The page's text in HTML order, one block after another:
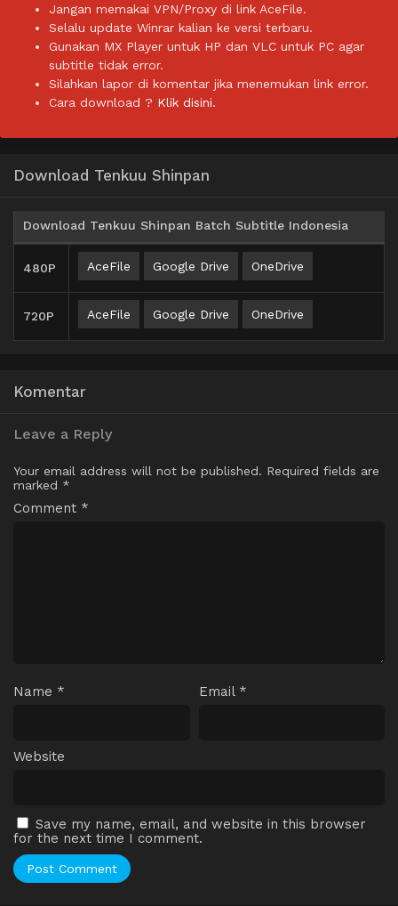
Jangan memakai VPN/Proxy di link AceFile.
Selalu update Winrar kalian ke versi terbaru.
Gunakan MX Player untuk HP dan VLC untuk PC agar
subtitle tidak error.
Silahkan lapor di komentar jika menemukan link error.
Cara download ? Klik disini.
Download Tenkuu Shinpan
Download Tenkuu Shinpan Batch Subtitle Indonesia
480P AceFile Google Drive OneDrive
720P AceFile Google Drive OneDrive
Komentar
Leave a Reply
Your email address will not be published. Required fields are
marked *
Comment *
Name * Email *
Website
Save my name, email, and website in this browser
for the next time I comment.